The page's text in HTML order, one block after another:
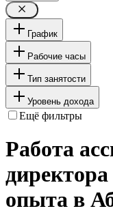
График
Рабочие часы
Тип занятости
Уровень дохода
Ещё фильтры
Работа
опыта в